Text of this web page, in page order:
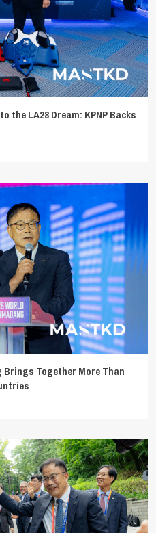
the LA28 Dream: KPNP Backs
Brings Together More Than